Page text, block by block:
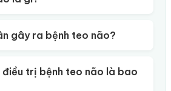
gây ra bệnh teo não?
điều trị bệnh teo não là bao